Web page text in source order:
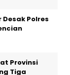
Polres
Provinsi
Tiga